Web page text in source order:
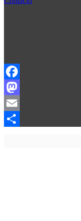
Oriente Medio
Norte-Sur
Sociedad
Ojo con los medios
Facebook
Mastodon
Email